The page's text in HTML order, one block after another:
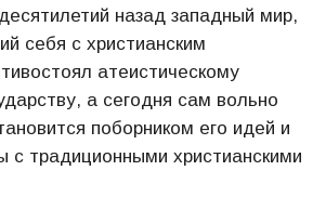
назад западный мир,
себя с христианским
атеистическому
а сегодня сам вольно
поборником его идей и
с традиционными христианскими